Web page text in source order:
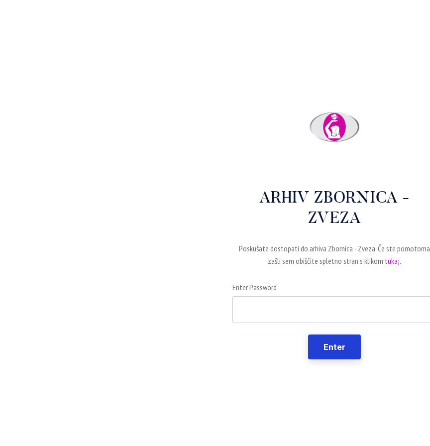
ARHIV ZBORNICA -
ZVEZA
Poskušate dostopati do arhiva Zbornica - Zveza. Če ste pomotoma
zašli sem obiščite spletno stran s klikom tukaj.
Enter Password
Enter